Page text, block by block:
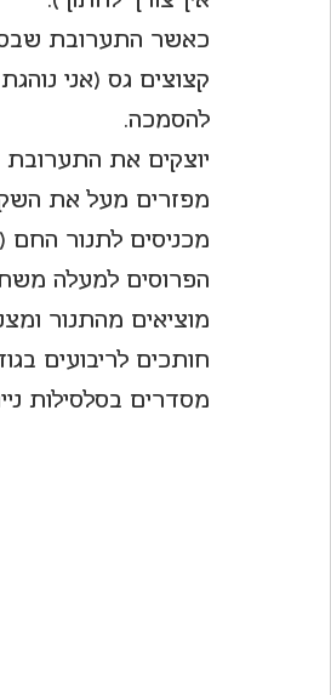
כאשר התערובת
קצוצים גס (אני
להסמכה.
יוצקים את התערובת
מפזרים מעל את
הפרוסים למעלה
מוציאים מהתנור
חותכים לריבועים בגודל 4*4 ס"מ, סה"כ יתקבלו 36
מסדרים בסלסילות